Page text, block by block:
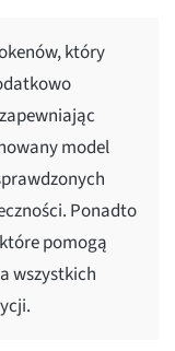
który
model
Ponadto
pomogą
wszystkich